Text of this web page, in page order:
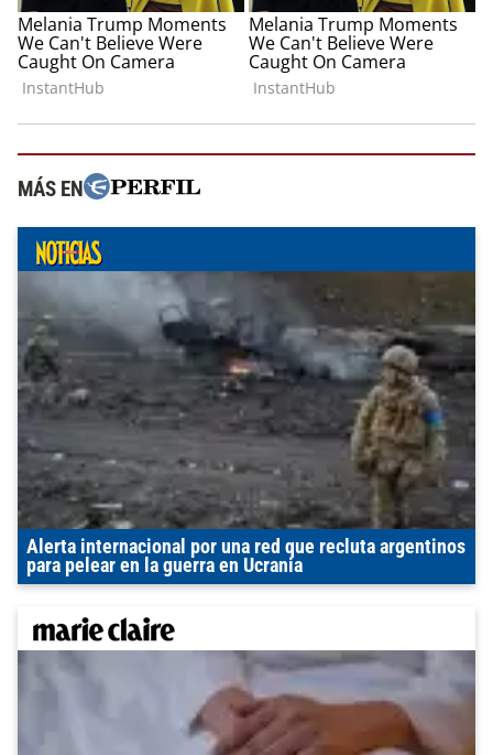
MÁS EN
Alerta internacional por una red que recluta argentinos
para pelear en la guerra en Ucrania